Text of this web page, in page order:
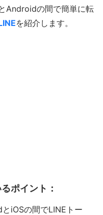
Androidの間で簡単に転
を紹介します。
ポイント：
iOSの間でLINEトー